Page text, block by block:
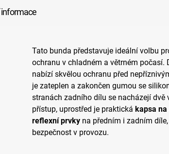
Tato bunda představuje ideální volbu
ochranu v chladném a větrném počasí.
nabízí skvělou ochranu před
je zateplen a zakončen gumou se
stranách zadního dílu se nacházejí dvě
přístup, uprostřed je praktická kapsa na
reflexní prvkyna předním i zadním
bezpečnost v provozu.